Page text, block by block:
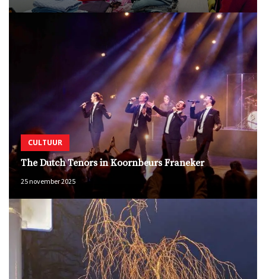
CULTUUR
The Dutch Tenors in Koornbeurs Franeker
25 november 2025